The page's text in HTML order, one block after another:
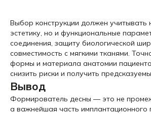
Выбор конструкции должен учитывать
эстетику, но и функциональные
соединения, защиту биологической
совместимость с мягкими тканями.
формы и материала анатомии
снизить риски и получить
Вывод
Формирователь десны — это не
а важнейшая часть имплантационного